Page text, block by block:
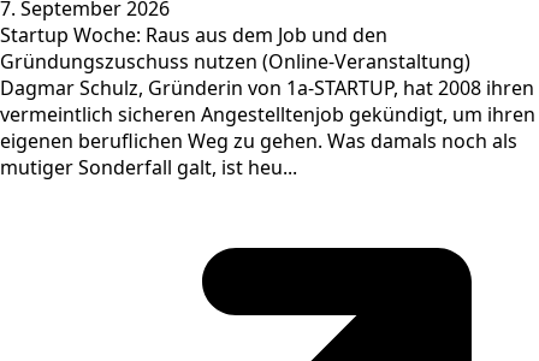
7. September 2026
Startup Woche: Raus aus dem Job und den
Gründungszuschuss nutzen (Online-Veranstaltung)
Dagmar Schulz, Gründerin von 1a-STARTUP, hat 2008 ihren
vermeintlich sicheren Angestelltenjob gekündigt, um ihren
eigenen beruflichen Weg zu gehen. Was damals noch als
mutiger Sonderfall galt, ist heu...